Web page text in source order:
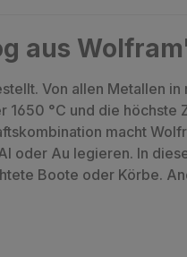
aus
Von allen Metallen in
°C und die höchste
macht
oder Au legieren. In
Boote oder Körbe.